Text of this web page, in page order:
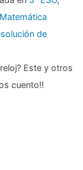
Matemática
de
Este y otros
cuento!!